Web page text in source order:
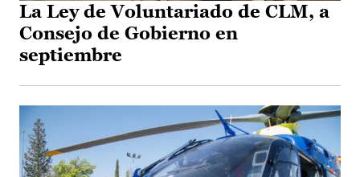
La Ley de Voluntariado de CLM, a
Consejo de Gobierno en
septiembre